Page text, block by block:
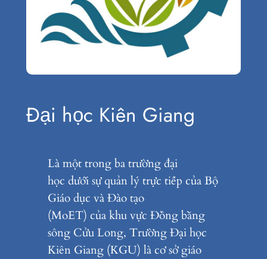
Đại học Kiên Giang
Là một trong ba trường đại
học dưới sự quản lý trực tiếp của Bộ
Giáo dục và Đào tạo
(MoET) của khu vực Đồng bằng
sông Cửu Long, Trường Đại học
Kiên Giang (KGU) là cơ sở giáo